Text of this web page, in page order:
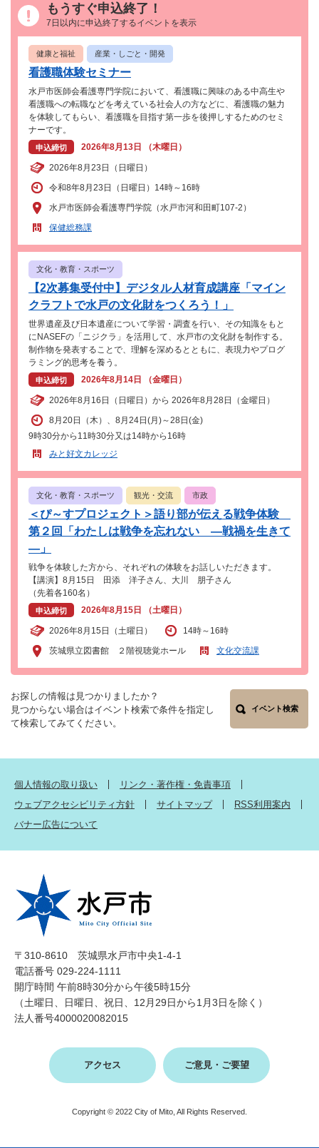
もうすぐ申込終了！
7日以内に申込終了するイベントを表示
健康と福祉 産業・しごと・開発
看護職体験セミナー
水戸市医師会看護専門学院において、看護職に興味のある中高生や
看護職への転職などを考えている社会人の方などに、看護職の魅力
を体験してもらい、看護職を目指す第一歩を後押しするためのセミ
ナーです。
申込締切 2026年8月13日 （木曜日）
2026年8月23日（日曜日）
令和8年8月23日（日曜日）14時～16時
水戸市医師会看護専門学院（水戸市河和田町107-2）
保健総務課
文化・教育・スポーツ
【2次募集受付中】デジタル人材育成講座「マイン
クラフトで水戸の文化財をつくろう！」
世界遺産及び日本遺産について学習・調査を行い、その知識をもと
にNASEFの「ニジクラ」を活用して、水戸市の文化財を制作する。
制作物を発表することで、理解を深めるとともに、表現力やプログ
ラミング的思考を養う。
申込締切 2026年8月14日 （金曜日）
2026年8月16日（日曜日）から 2026年8月28日（金曜日）
8月20日（木）、8月24日(月)～28日(金)
9時30分から11時30分又は14時から16時
みと好文カレッジ
文化・教育・スポーツ 観光・交流 市政
＜ぴ～すプロジェクト＞語り部が伝える戦争体験
第２回「わたしは戦争を忘れない ―戦禍を生きて
―」
戦争を体験した方から、それぞれの体験をお話しいただきます。
【講演】8月15日 田添 洋子さん、大川 朋子さん
（先着各160名）
申込締切 2026年8月15日 （土曜日）
2026年8月15日（土曜日）
14時～16時
茨城県立図書館 ２階視聴覚ホール
文化交流課
お探しの情報は見つかりましたか？
見つからない場合はイベント検索で条件を指定し
て検索してみてください。
イベント検索
個人情報の取り扱い
リンク・著作権・免責事項
ウェブアクセシビリティ方針
サイトマップ
RSS利用案内
バナー広告について
〒310-8610 茨城県水戸市中央1-4-1
電話番号 029-224-1111
開庁時間 午前8時30分から午後5時15分
（土曜日、日曜日、祝日、12月29日から1月3日を除く）
法人番号4000020082015
アクセス ご意見・ご要望
Copyright © 2022 City of Mito, All Rights Reserved.